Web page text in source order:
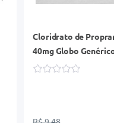
Cloridrato de
40mg Globo
Caixa 40 Comprimidos